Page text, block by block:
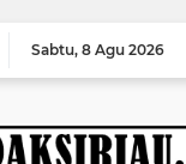
Sabtu 8 Agu 2026